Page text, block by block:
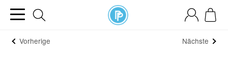
Vorherige Nächste